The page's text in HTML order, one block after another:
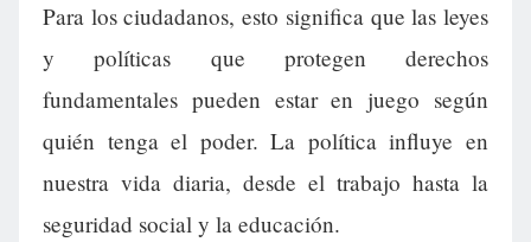
Para los ciudadanos, esto significa que las leyes
y políticas que protegen derechos
fundamentales pueden estar en juego según
quién tenga el poder. La política influye en
nuestra vida diaria, desde el trabajo hasta la
seguridad social y la educación.